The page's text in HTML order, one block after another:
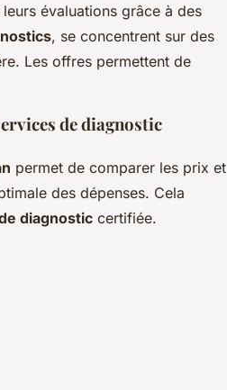
évaluations grâce à des
, se concentrent sur des
Les offres permettent de
de diagnostic
permet de comparer les prix et
des dépenses. Cela
diagnostic certifiée.